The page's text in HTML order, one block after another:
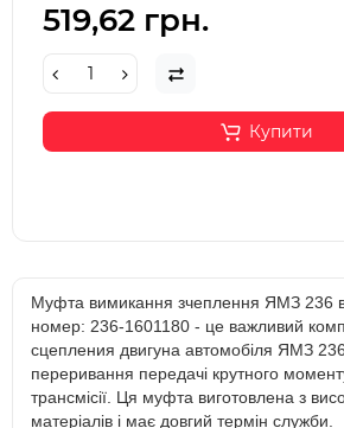
519,62 грн.
Купити
Муфта вимикання зчеплення ЯМЗ 236 в
номер: 236-1601180 - це важливий
сцепления двигуна автомобіля ЯМЗ
переривання передачі крутного
трансмісії. Ця муфта виготовлена з
матеріалів і має довгий термін служби.